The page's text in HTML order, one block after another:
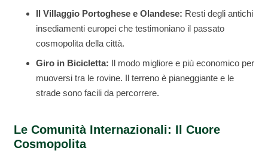
Il Villaggio Portoghese e Olandese: Resti degli antichi
insediamenti europei che testimoniano il passato
cosmopolita della città.
Giro in Bicicletta: Il modo migliore e più economico per
muoversi tra le rovine. Il terreno è pianeggiante e le
strade sono facili da percorrere.
Le Comunità Internazionali: Il Cuore
Cosmopolita